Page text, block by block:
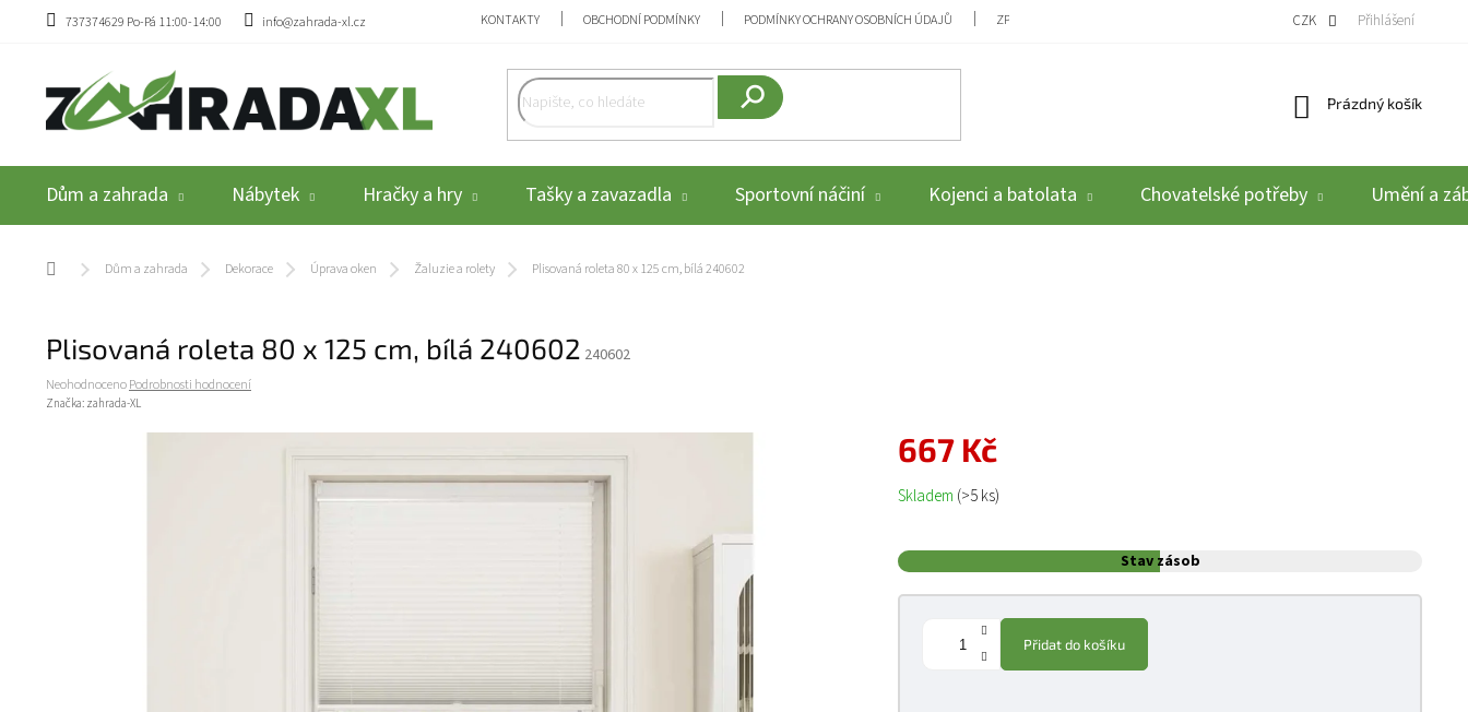
Přejít na obsah
737374629 Po-Pá 11:00-14:00 info@zahrada-xl.cz KONTAKTY OBCHODNÍ PODMÍNKY PODMÍNKY OCHRANY OSOBNÍCH ÚDAJŮ ZPĚTNÝ ODBĚR VYSLOUŽILÝCH ELEKTROZAŘÍZENÍ / BATERIÍ REKLAMACE A
CZK Přihlášení
Nákupní košík
Prázdný košík
Dům a zahrada Nábytek Hračky a hry Tašky a zavazadla Sportovní náčiní Kojenci a batolata Chovatelské potřeby Umění a
Domů Dům a zahrada Dekorace Úprava oken Žaluzie a rolety Plisovaná roleta 80 x 125 cm, bílá 240602
Plisovaná roleta 80 x 125 cm, bílá 240602 240602
Průměrné hodnocení produktu je 0,0 z 5 hvězdiček.
NeohodnocenoPodrobnosti hodnocení
Značka: zahrada-XL
667 Kč
Měrná cena:
Skladem (>5 ks)
Stav zásob
Přidat do košíku